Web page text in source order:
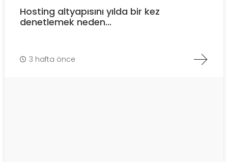
Hosting altyapısını yılda bir kez
denetlemek neden...
3 hafta önce